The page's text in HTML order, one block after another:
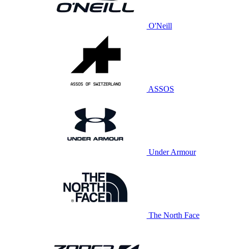
O'Neill
ASSOS
Under Armour
The North Face